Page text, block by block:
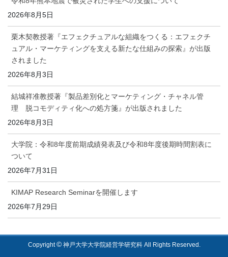
2026年8月5日
栗木契教授著『エフェクチュアルな組織をつくる：エフェクチ
ュアル・マーケティングを支える新たな仕組みの探索』が出版
されました
2026年8月3日
結城祥准教授著『製品差別化とマーケティング・チャネル管
理 脱コモディティ化への処方箋』が出版されました
2026年8月3日
大学院：令和8年度前期成績発表及び令和8年度後期時間割表に
ついて
2026年7月31日
KIMAP Research Seminarを開催します
2026年7月29日
Copyright©神戸大学大学院経営学研究科 All Rights Reserved.